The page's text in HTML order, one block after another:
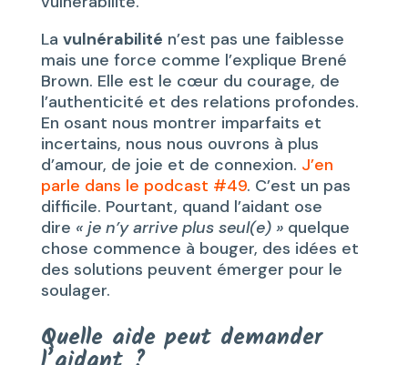
La vulnérabilité n’est pas une faiblesse
mais une force comme l’explique Brené
Brown. Elle est le cœur du courage, de
l’authenticité et des relations profondes.
En osant nous montrer imparfaits et
incertains, nous nous ouvrons à plus
d’amour, de joie et de connexion. J’en
parle dans le podcast #49. C’est un pas
difficile. Pourtant, quand l’aidant ose
dire « je n’y arrive plus seul(e) »quelque
chose commence à bouger, des idées et
des solutions peuvent émerger pour le
soulager.
Quelle aide peut demander